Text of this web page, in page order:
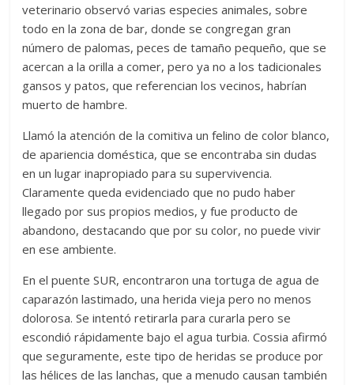
veterinario observó varias especies animales, sobre
todo en la zona de bar, donde se congregan gran
número de palomas, peces de tamaño pequeño, que se
acercan a la orilla a comer, pero ya no a los tadicionales
gansos y patos, que referencian los vecinos, habrían
muerto de hambre.
Llamó la atención de la comitiva un felino de color blanco,
de apariencia doméstica, que se encontraba sin dudas
en un lugar inapropiado para su supervivencia.
Claramente queda evidenciado que no pudo haber
llegado por sus propios medios, y fue producto de
abandono, destacando que por su color, no puede vivir
en ese ambiente.
En el puente SUR, encontraron una tortuga de agua de
caparazón lastimado, una herida vieja pero no menos
dolorosa. Se intentó retirarla para curarla pero se
escondió rápidamente bajo el agua turbia. Cossia afirmó
que seguramente, este tipo de heridas se produce por
las hélices de las lanchas, que a menudo causan también